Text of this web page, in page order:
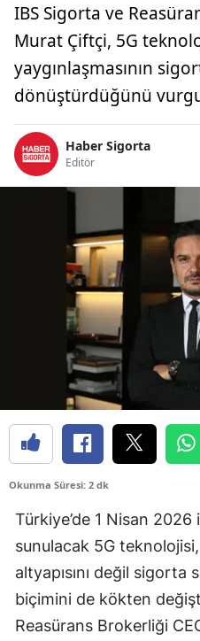
IBS Sigorta ve
Murat Çiftçi, 5G
yaygınlaşmasının
dönüştürdüğünü
Haber Sigorta
Editör
Okunma Süresi: 2 dk
Türkiye’de 1 Nisan 2026
sunulacak 5G
altyapısını değil sigorta
biçimini de kökten
Reasürans Brokerliği